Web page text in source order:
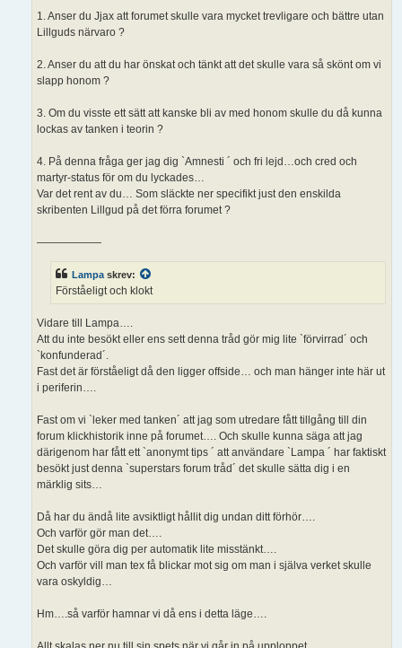
1. Anser du Jjax att forumet skulle vara mycket trevligare och bättre utan
Lillguds närvaro ?
2. Anser du att du har önskat och tänkt att det skulle vara så skönt om vi
slapp honom ?
3. Om du visste ett sätt att kanske bli av med honom skulle du då kunna
lockas av tanken i teorin ?
4. På denna fråga ger jag dig `Amnesti ´ och fri lejd…och cred och
martyr-status för om du lyckades…
Var det rent av du… Som släckte ner specifikt just den enskilda
skribenten Lillgud på det förra forumet ?
——————
Lampa skrev:
Förståeligt och klokt
Vidare till Lampa….
Att du inte besökt eller ens sett denna tråd gör mig lite `förvirrad´ och
`konfunderad´.
Fast det är förståeligt då den ligger offside… och man hänger inte här ut
i periferin….
Fast om vi `leker med tanken´ att jag som utredare fått tillgång till din
forum klickhistorik inne på forumet…. Och skulle kunna säga att jag
därigenom har fått ett `anonymt tips ´ att användare `Lampa ´ har faktiskt
besökt just denna `superstars forum tråd´ det skulle sätta dig i en
märklig sits…
Då har du ändå lite avsiktligt hållit dig undan ditt förhör….
Och varför gör man det….
Det skulle göra dig per automatik lite misstänkt….
Och varför vill man tex få blickar mot sig om man i själva verket skulle
vara oskyldig…
Hm….så varför hamnar vi då ens i detta läge….